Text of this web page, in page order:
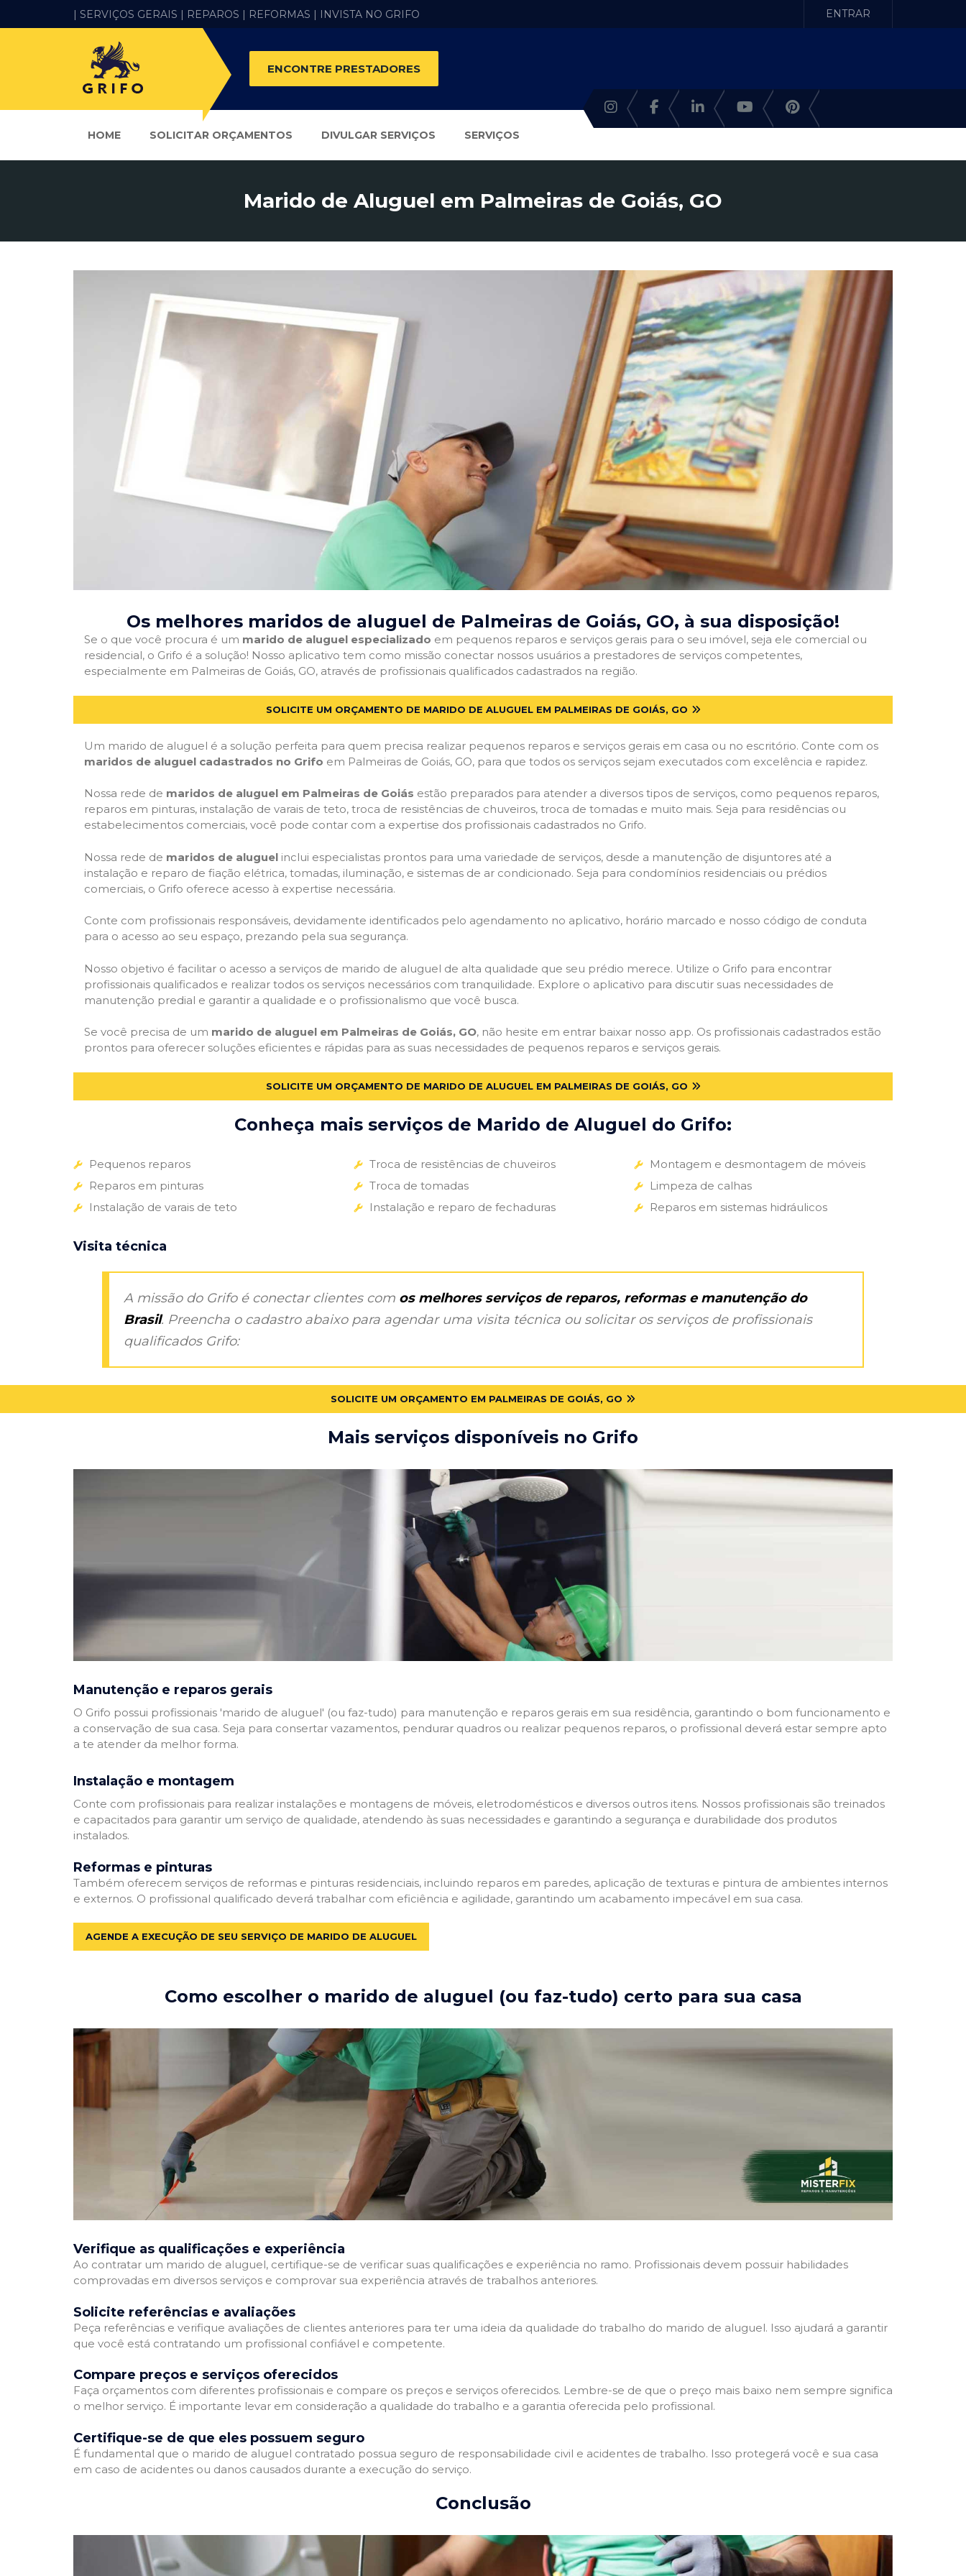
| SERVIÇOS GERAIS | REPAROS | REFORMAS | INVISTA NO GRIFO ENTRAR
ENCONTRE PRESTADORES
HOME SOLICITAR ORÇAMENTOS DIVULGAR SERVIÇOS SERVIÇOS
Marido de Aluguel em Palmeiras de Goiás, GO
Os melhores maridos de aluguel de Palmeiras de Goiás, GO, à sua disposição!
Se o que você procura é um marido de aluguel especializado em pequenos reparos e serviços gerais para o seu imóvel, seja ele comercial ou
residencial, o Grifo é a solução! Nosso aplicativo tem como missão conectar nossos usuários a prestadores de serviços competentes,
especialmente em Palmeiras de Goiás, GO, através de profissionais qualificados cadastrados na região.
SOLICITE UM ORÇAMENTO DE MARIDO DE ALUGUEL EM PALMEIRAS DE GOIÁS, GO
Um marido de aluguel é a solução perfeita para quem precisa realizar pequenos reparos e serviços gerais em casa ou no escritório. Conte com os
maridos de aluguel cadastrados no Grifo em Palmeiras de Goiás, GO, para que todos os serviços sejam executados com excelência e rapidez.
Nossa rede de maridos de aluguel em Palmeiras de Goiás estão preparados para atender a diversos tipos de serviços, como pequenos reparos,
reparos em pinturas, instalação de varais de teto, troca de resistências de chuveiros, troca de tomadas e muito mais. Seja para residências ou
estabelecimentos comerciais, você pode contar com a expertise dos profissionais cadastrados no Grifo.
Nossa rede de maridos de aluguel inclui especialistas prontos para uma variedade de serviços, desde a manutenção de disjuntores até a
instalação e reparo de fiação elétrica, tomadas, iluminação, e sistemas de ar condicionado. Seja para condomínios residenciais ou prédios
comerciais, o Grifo oferece acesso à expertise necessária.
Conte com profissionais responsáveis, devidamente identificados pelo agendamento no aplicativo, horário marcado e nosso código de conduta
para o acesso ao seu espaço, prezando pela sua segurança.
Nosso objetivo é facilitar o acesso a serviços de marido de aluguel de alta qualidade que seu prédio merece. Utilize o Grifo para encontrar
profissionais qualificados e realizar todos os serviços necessários com tranquilidade. Explore o aplicativo para discutir suas necessidades de
manutenção predial e garantir a qualidade e o profissionalismo que você busca.
Se você precisa de um marido de aluguel em Palmeiras de Goiás, GO, não hesite em entrar baixar nosso app. Os profissionais cadastrados estão
prontos para oferecer soluções eficientes e rápidas para as suas necessidades de pequenos reparos e serviços gerais.
SOLICITE UM ORÇAMENTO DE MARIDO DE ALUGUEL EM PALMEIRAS DE GOIÁS, GO
Conheça mais serviços de Marido de Aluguel do Grifo:
Pequenos reparos
Reparos em pinturas
Instalação de varais de teto
Troca de resistências de chuveiros
Troca de tomadas
Instalação e reparo de fechaduras
Montagem e desmontagem de móveis
Limpeza de calhas
Reparos em sistemas hidráulicos
Visita técnica
A missão do Grifo é conectar clientes com os melhores serviços de reparos, reformas e manutenção do
Brasil. Preencha o cadastro abaixo para agendar uma visita técnica ou solicitar os serviços de profissionais
qualificados Grifo:
SOLICITE UM ORÇAMENTO EM PALMEIRAS DE GOIÁS, GO
Mais serviços disponíveis no Grifo
Manutenção e reparos gerais
O Grifo possui profissionais 'marido de aluguel' (ou faz-tudo) para manutenção e reparos gerais em sua residência, garantindo o bom funcionamento e
a conservação de sua casa. Seja para consertar vazamentos, pendurar quadros ou realizar pequenos reparos, o profissional deverá estar sempre apto
a te atender da melhor forma.
Instalação e montagem
Conte com profissionais para realizar instalações e montagens de móveis, eletrodomésticos e diversos outros itens. Nossos profissionais são treinados
e capacitados para garantir um serviço de qualidade, atendendo às suas necessidades e garantindo a segurança e durabilidade dos produtos
instalados.
Reformas e pinturas
Também oferecem serviços de reformas e pinturas residenciais, incluindo reparos em paredes, aplicação de texturas e pintura de ambientes internos
e externos. O profissional qualificado deverá trabalhar com eficiência e agilidade, garantindo um acabamento impecável em sua casa.
AGENDE A EXECUÇÃO DE SEU SERVIÇO DE MARIDO DE ALUGUEL
Como escolher o marido de aluguel (ou faz-tudo) certo para sua casa
Verifique as qualificações e experiência
Ao contratar um marido de aluguel, certifique-se de verificar suas qualificações e experiência no ramo. Profissionais devem possuir habilidades
comprovadas em diversos serviços e comprovar sua experiência através de trabalhos anteriores.
Solicite referências e avaliações
Peça referências e verifique avaliações de clientes anteriores para ter uma ideia da qualidade do trabalho do marido de aluguel. Isso ajudará a garantir
que você está contratando um profissional confiável e competente.
Compare preços e serviços oferecidos
Faça orçamentos com diferentes profissionais e compare os preços e serviços oferecidos. Lembre-se de que o preço mais baixo nem sempre significa
o melhor serviço. É importante levar em consideração a qualidade do trabalho e a garantia oferecida pelo profissional.
Certifique-se de que eles possuem seguro
É fundamental que o marido de aluguel contratado possua seguro de responsabilidade civil e acidentes de trabalho. Isso protegerá você e sua casa
em caso de acidentes ou danos causados durante a execução do serviço.
Conclusão